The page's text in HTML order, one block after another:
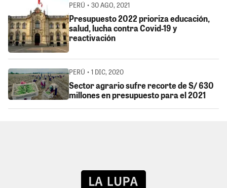
PERÚ • 30 AGO, 2021
Presupuesto 2022 prioriza educación,
salud, lucha contra Covid-19 y
reactivación
PERÚ • 1 DIC, 2020
Sector agrario sufre recorte de S/ 630
millones en presupuesto para el 2021